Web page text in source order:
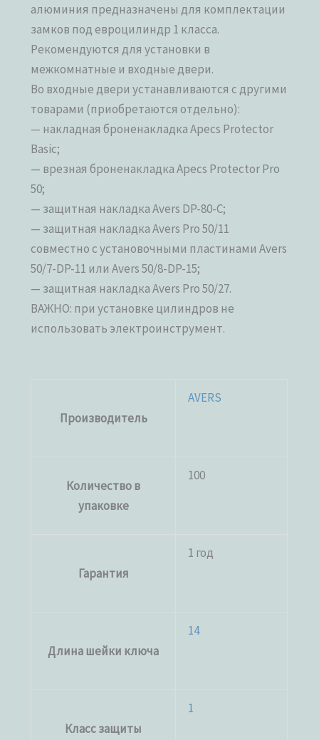
алюминия предназначены для комплектации
замков под евроцилиндр 1 класса.
Рекомендуются для установки в
межкомнатные и входные двери.
Во входные двери устанавливаются с другими
товарами (приобретаются отдельно):
— накладная броненакладка Apecs Protector
Basic;
— врезная броненакладка Apecs Protector Pro
50;
— защитная накладка Avers DP-80-C;
— защитная накладка Avers Pro 50/11
совместно с установочными пластинами Avers
50/7-DP-11 или Avers 50/8-DP-15;
— защитная накладка Avers Pro 50/27.
ВАЖНО: при установке цилиндров не
использовать электроинструмент.
Производитель
AVERS
Количество в
упаковке
100
Гарантия
1 год
Длина шейки ключа
14
Класс защиты
1